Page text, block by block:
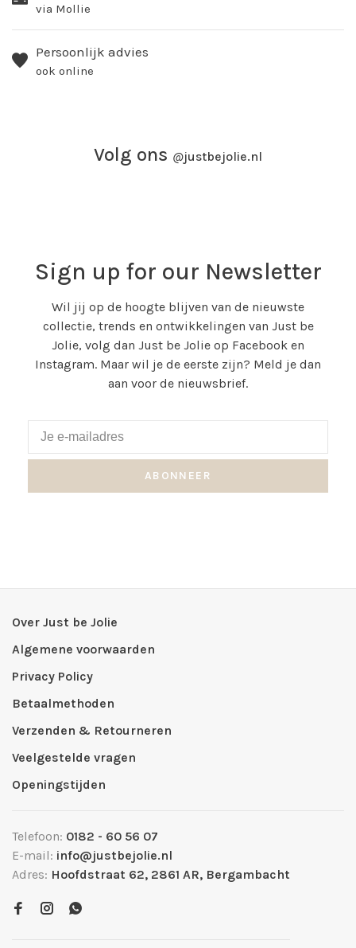
via Mollie
Persoonlijk advies
ook online
Volg ons @justbejolie.nl
Sign up for our Newsletter
Wil jij op de hoogte blijven van de nieuwste
collectie, trends en ontwikkelingen van Just be
Jolie, volg dan Just be Jolie op Facebook en
Instagram. Maar wil je de eerste zijn? Meld je dan
aan voor de nieuwsbrief.
ABONNEER
Over Just be Jolie
Algemene voorwaarden
Privacy Policy
Betaalmethoden
Verzenden & Retourneren
Veelgestelde vragen
Openingstijden
Telefoon: 0182 - 60 56 07
E-mail: info@justbejolie.nl
Adres: Hoofdstraat 62, 2861 AR, Bergambacht